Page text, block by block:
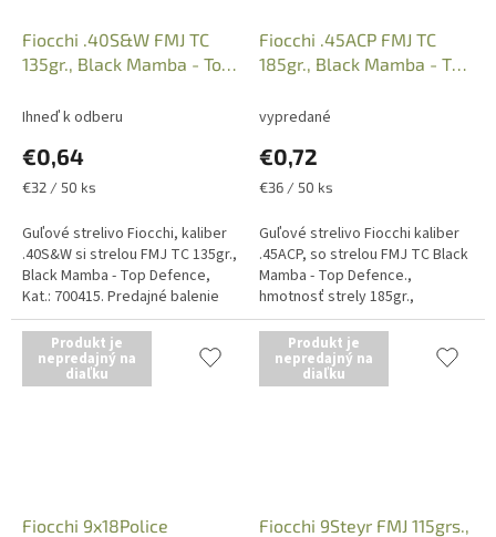
Fiocchi .40S&W FMJ TC
135gr., Black Mamba - Top
Ihneď k odberu
€0,64
Jednotková
€32 / 50 ks
Guľové strelivo Fiocchi, kaliber
.40S&W si strelou FMJ TC 135gr.,
Black Mamba - Top Defence,
Kat.: 700415. Predajné balenie
po 50 ks, uvedená cena je za 1
kus náboja. Iba...
Fiocchi .45ACP FMJ TC
185gr., Black Mamba - Top
vypredané
€0,72
Jednotková
€36 / 50 ks
Guľové strelivo Fiocchi kaliber
.45ACP, so strelou FMJ TC Black
Mamba - Top Defence.,
hmotnosť strely 185gr.,
Predajné balenie po 50 kusov,
uvedená cena je za 1 kus
náboja. Iba...
Produkt je
nepredajný na
diaľku
Fiocchi 9x18Police
Produkt je
nepredajný na
diaľku
Fiocchi 9Steyr FMJ 115grs.,